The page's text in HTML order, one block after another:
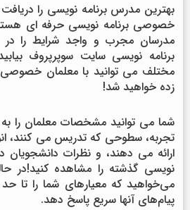
بهترین مدرس برنامه نویسی را
خصوصی برنامه نویسی حرفه ای
مدرسان مجرب و واجد شرایط را
برنامه نویسی سایت سوپرپروف
مختلف می توانید با معلمان
زده خواهید شد!
شما می توانید مشخصات معلمان را
تجربه، سطوحی که تدریس می کنند،
ارائه می دهند، و نظرات دانشجویان
نویسی گذشته را مشاهده کنید!در
می‌خواهید که معیارهای شما را تا حد
پیام‌های آنها سریع پاسخ دهد.